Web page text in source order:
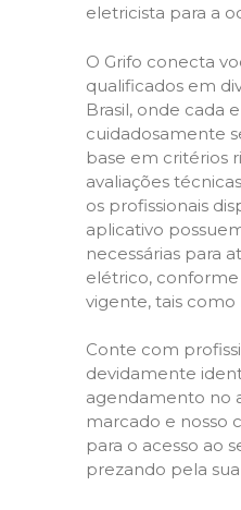
eletricista para a
O Grifo conecta
qualificados em
Brasil, onde cada
cuidadosamente
base em critérios
avaliações
os profissionais
aplicativo
necessárias para
elétrico, conforme
vigente, tais como
Conte com
devidamente
agendamento no
marcado e nosso
para o acesso ao
prezando pela